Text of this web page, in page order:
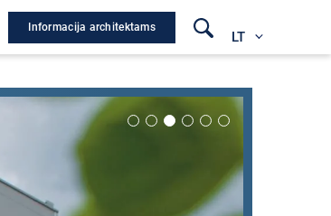
Informacija architektams
LT